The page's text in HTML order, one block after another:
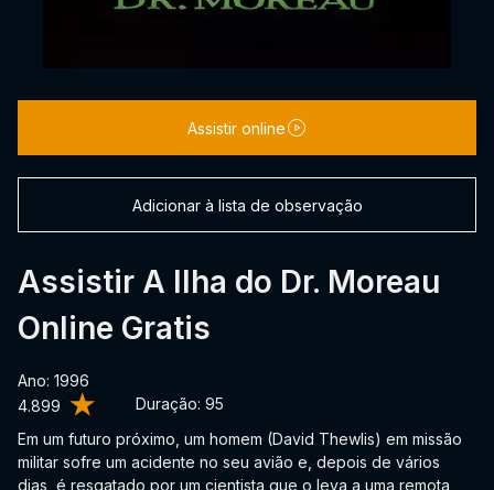
4.899 Duração: 95
Assistir A Ilha do Dr. Moreau
Online Gratis
Ano: 1996
Em um futuro próximo, um homem (David Thewlis) em missão
militar sofre um acidente no seu avião e, depois de vários
dias, é resgatado por um cientista que o leva a uma remota
Assistir online
Adicionar à lista de observação